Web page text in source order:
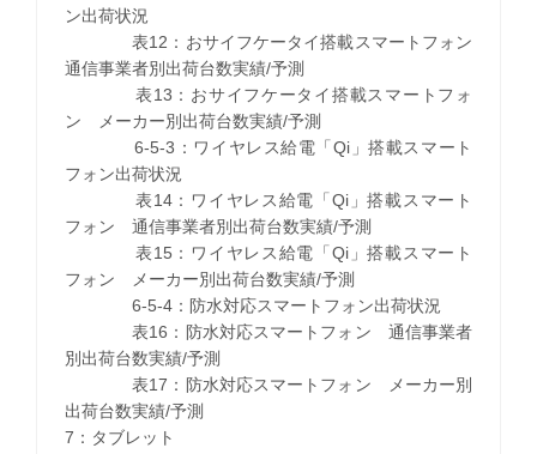
ン出荷状況
表12：おサイフケータイ搭載スマートフォン
通信事業者別出荷台数実績/予測
表13：おサイフケータイ搭載スマートフォ
ン メーカー別出荷台数実績/予測
6-5-3：ワイヤレス給電「Qi」搭載スマート
フォン出荷状況
表14：ワイヤレス給電「Qi」搭載スマート
フォン 通信事業者別出荷台数実績/予測
表15：ワイヤレス給電「Qi」搭載スマート
フォン メーカー別出荷台数実績/予測
6-5-4：防水対応スマートフォン出荷状況
表16：防水対応スマートフォン 通信事業者
別出荷台数実績/予測
表17：防水対応スマートフォン メーカー別
出荷台数実績/予測
7：タブレット